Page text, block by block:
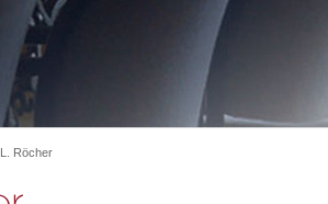
L. Röcher